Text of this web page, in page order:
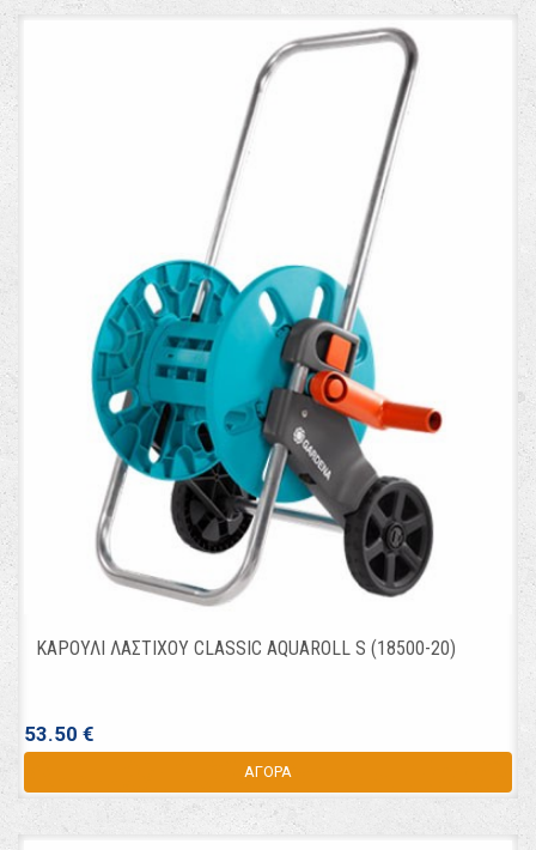
ΚΑΡΟΥΛΙ ΛΑΣΤΙΧΟΥ CLASSIC AQUAROLL S (18500-20)
53.50 €
ΑΓΟΡΑ